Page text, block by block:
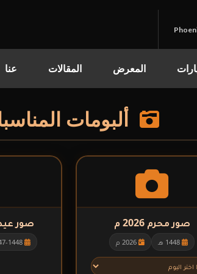
الرئيسية
القرآن الكريم
شهر محرم
المعرض
المقالات
المعرض المقالات عنا
ألبومات
صور محرم 2026 م
1448 هـ 2026 م
صور عيد
1447-1448 هـ